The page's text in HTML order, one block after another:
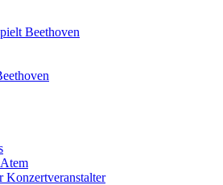
Beethoven
Konzertveranstalter